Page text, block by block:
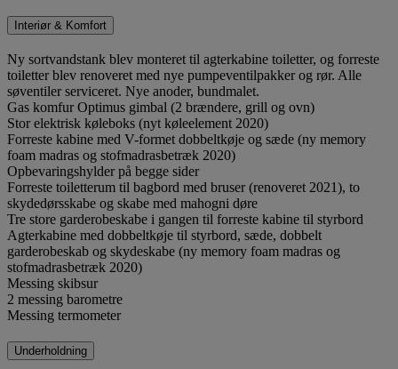
Interiør & Komfort
Ny sortvandstank blev monteret til agterkabine toiletter, og forreste
toiletter blev renoveret med nye pumpeventilpakker og rør. Alle
søventiler serviceret. Nye anoder, bundmalet.
Gas komfur Optimus gimbal (2 brændere, grill og ovn)
Stor elektrisk køleboks (nyt køleelement 2020)
Forreste kabine med V-formet dobbeltkøje og sæde (ny memory
foam madras og stofmadrasbetræk 2020)
Opbevaringshylder på begge sider
Forreste toiletterum til bagbord med bruser (renoveret 2021), to
skydedørsskabe og skabe med mahogni døre
Tre store garderobeskabe i gangen til forreste kabine til styrbord
Agterkabine med dobbeltkøje til styrbord, sæde, dobbelt
garderobeskab og skydeskabe (ny memory foam madras og
stofmadrasbetræk 2020)
Messing skibsur
2 messing barometre
Messing termometer
Underholdning